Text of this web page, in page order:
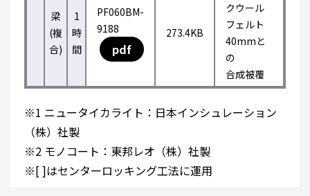
梁
(複
合)
1
時
間
PF060BM-
9188
pdf
273.4KB
クウール
フェルト
40mmと
の
合成被覆
※1 ニュータイカライト：日本インシュレーション
（株）社製
※2 モノコート：東邦レオ（株）社製
※[ ]はセンターロッキング工法に運用